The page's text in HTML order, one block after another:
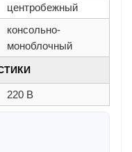
центробежный
консольно-
моноблочный
220 В